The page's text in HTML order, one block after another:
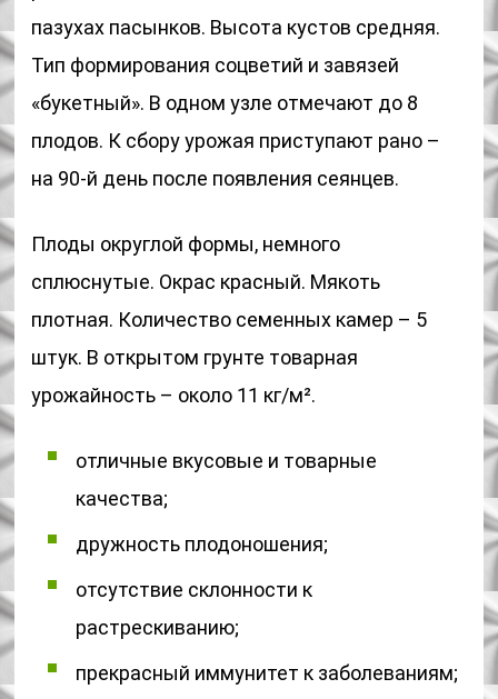
пазухах пасынков. Высота кустов средняя.
Тип формирования соцветий и завязей
«букетный». В одном узле отмечают до 8
плодов. К сбору урожая приступают рано –
на 90-й день после появления сеянцев.
Плоды округлой формы, немного
сплюснутые. Окрас красный. Мякоть
плотная. Количество семенных камер – 5
штук. В открытом грунте товарная
урожайность – около 11 кг/м².
отличные вкусовые и товарные
качества;
дружность плодоношения;
отсутствие склонности к
растрескиванию;
прекрасный иммунитет к заболеваниям;